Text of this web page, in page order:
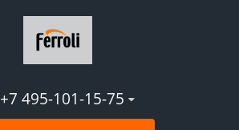
+7 495-101-15-75